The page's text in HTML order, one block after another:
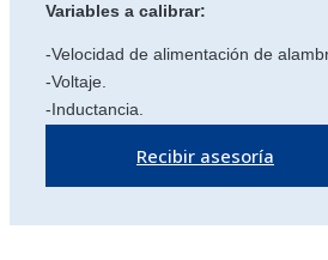
Variables a calibrar:
-Velocidad de alimentación de
-Voltaje.
-Inductancia.
Recibir asesoría